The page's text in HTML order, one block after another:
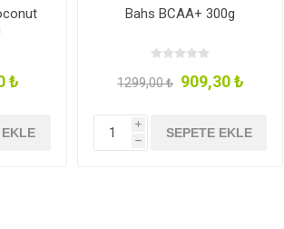
₺
EKLE
Bahs BCAA+ 300g
1299,00 ₺ 909,30 ₺
i
h
SEPETE EKLE